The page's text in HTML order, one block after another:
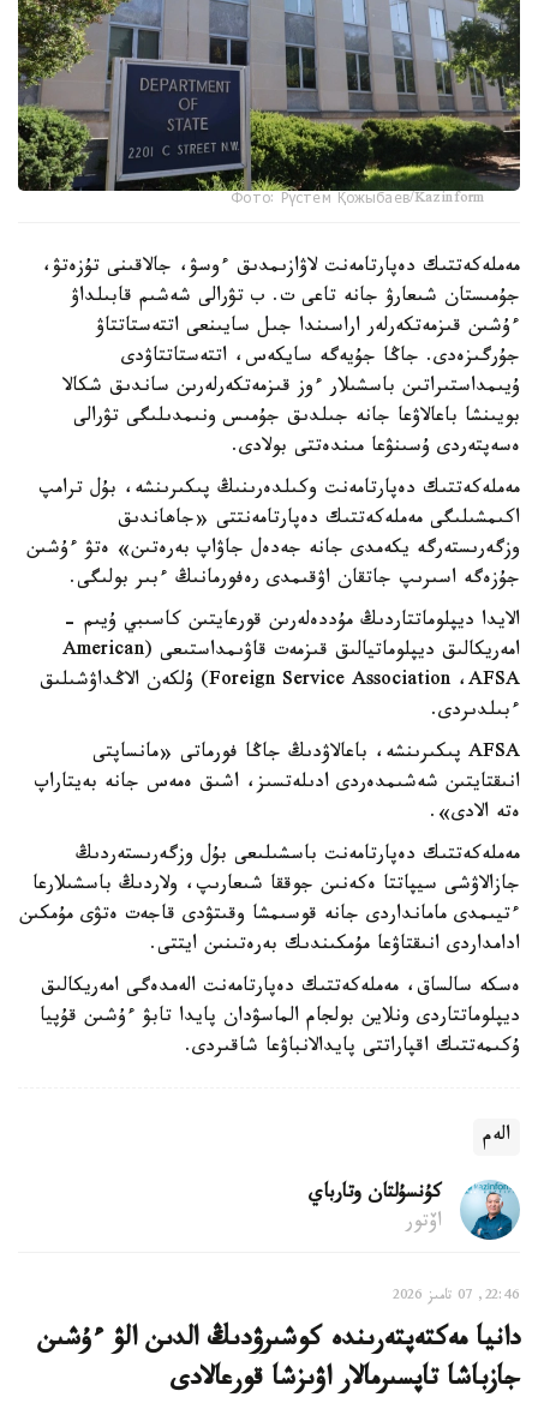
Фото: Рүстем Қожыбаев/Kazinform
مەملەكەتتىك دەپارتامەنت لاۋازىمدىق ءوسۋ، جالاقىنى تۇزەتۋ،
جۇمىستان شىعارۋ جانە تاعى ت. ب تۋرالى شەشىم قابىلداۋ
ءۇشىن قىزمەتكەرلەر اراسىندا جىل سايىنعى اتتەستاتتاۋ
جۇرگىزەدى. جاڭا جۇيەگە سايكەس، اتتەستاتتاۋدى
ۇيىمداستىراتىن باسشىلار ءوز قىزمەتكەرلەرىن ساندىق شكالا
بويىنشا باعالاۋعا جانە جىلدىق جۇمىس ونىمدىلىگى تۋرالى
ەسەپتەردى ۇسىنۋعا مىندەتتى بولادى.
مەملەكەتتىك دەپارتامەنت وكىلدەرىنىڭ پىكىرىنشە، بۇل ترامپ
اكىمشىلىگى مەملەكەتتىك دەپارتامەنتتى «جاھاندىق
وزگەرىستەرگە يكەمدى جانە جەدەل جاۋاپ بەرەتىن» ەتۋ ءۇشىن
جۇزەگە اسىرىپ جاتقان اۋقىمدى رەفورمانىڭ ءبىر بولىگى.
الايدا ديپلوماتتاردىڭ مۇددەلەرىن قورعايتىن كاسىبي ۇيىم -
امەريكالىق ديپلوماتيالىق قىزمەت قاۋىمداستىعى (American
Foreign Service Association ،AFSA) ۇلكەن الاڭداۋشىلىق
ءبىلدىردى.
AFSA پىكىرىنشە، باعالاۋدىڭ جاڭا فورماتى «مانساپتى
انىقتايتىن شەشىمدەردى ادىلەتسىز، اشىق ەمەس جانە بەيتاراپ
ەتە الادى».
مەملەكەتتىك دەپارتامەنت باسشىلىعى بۇل وزگەرىستەردىڭ
جازالاۋشى سيپاتتا ەكەنىن جوققا شىعارىپ، ولاردىڭ باسشىلارعا
ءتيىمدى مامانداردى جانە قوسىمشا وقىتۋدى قاجەت ەتۋى مۇمكىن
ادامداردى انىقتاۋعا مۇمكىندىك بەرەتىنىن ايتتى.
ەسكە سالساق، مەملەكەتتىك دەپارتامەنت الەمدەگى امەريكالىق
ديپلوماتتاردى ونلاين بولجام الماسۋدان پايدا تابۋ ءۇشىن قۇپيا
ۇكىمەتتىك اقپاراتتى پايدالانباۋعا شاقىردى.
الەم
كۇنسۇلتان وتارباي
اۆتور
22:46, 07 تامىز 2026
دانيا مەكتەپتەرىندە كوشىرۋدىڭ الدىن الۋ ءۇشىن
جازباشا تاپسىرمالار اۋىزشا قورعالادى